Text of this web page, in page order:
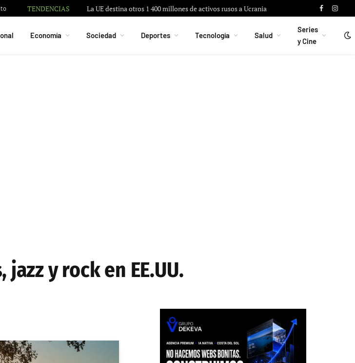
TENDENCIAS La UE destina otros 1 400 millones de activos rusos a Ucrania Facebook
Economía Sociedad Deportes Tecnología Salud
Series
y Cine
y rock en EE.UU.